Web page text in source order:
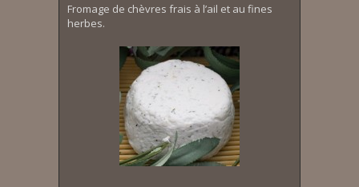
Fromage de chèvres frais à l’ail et au fines
herbes.